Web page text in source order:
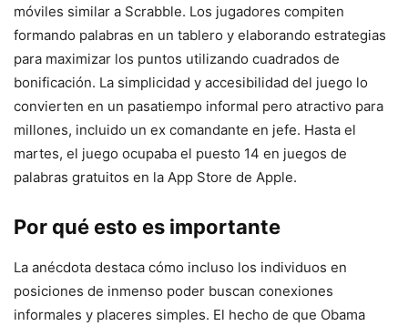
móviles similar a Scrabble. Los jugadores compiten
formando palabras en un tablero y elaborando estrategias
para maximizar los puntos utilizando cuadrados de
bonificación. La simplicidad y accesibilidad del juego lo
convierten en un pasatiempo informal pero atractivo para
millones, incluido un ex comandante en jefe. Hasta el
martes, el juego ocupaba el puesto 14 en juegos de
palabras gratuitos en la App Store de Apple.
Por qué esto es importante
La anécdota destaca cómo incluso los individuos en
posiciones de inmenso poder buscan conexiones
informales y placeres simples. El hecho de que Obama